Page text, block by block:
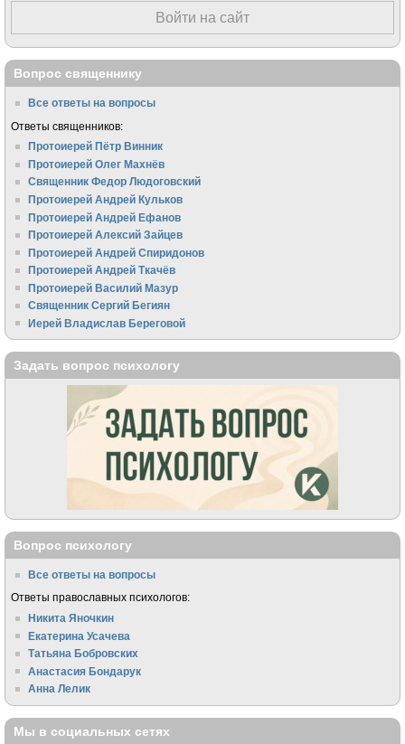
Войти на сайт
Вопрос священнику
Все ответы на вопросы
Ответы священников:
Протоиерей Пётр Винник
Протоиерей Олег Махнёв
Священник Федор Людоговский
Протоиерей Андрей Кульков
Протоиерей Андрей Ефанов
Протоиерей Алексий Зайцев
Протоиерей Андрей Спиридонов
Протоиерей Андрей Ткачёв
Протоиерей Василий Мазур
Священник Сергий Бегиян
Иерей Владислав Береговой
Задать вопрос психологу
Вопрос психологу
Все ответы на вопросы
Ответы православных психологов:
Никита Яночкин
Екатерина Усачева
Татьяна Бобровских
Анастасия Бондарук
Анна Лелик
Мы в социальных сетях